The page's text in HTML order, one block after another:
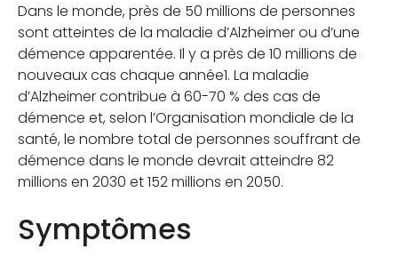
Dans le monde, près de 50 millions de personnes
sont atteintes de la maladie d’Alzheimer ou d’une
démence apparentée. Il y a près de 10 millions de
nouveaux cas chaque année1. La maladie
d’Alzheimer contribue à 60-70 % des cas de
démence et, selon l’Organisation mondiale de la
santé, le nombre total de personnes souffrant de
démence dans le monde devrait atteindre 82
millions en 2030 et 152 millions en 2050.
Symptômes